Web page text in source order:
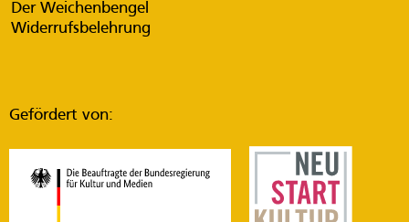
Der Weichenbengel
Widerrufsbelehrung
Gefördert von: